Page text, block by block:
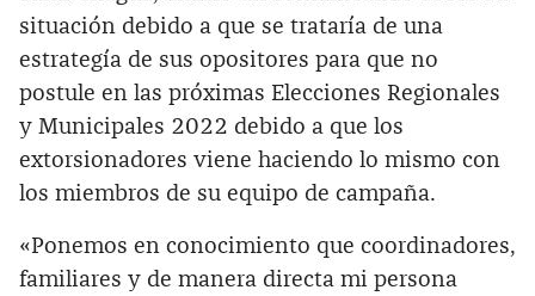
situación debido a que se trataría de una
estrategía de sus opositores para que no
postule en las próximas Elecciones Regionales
y Municipales 2022 debido a que los
extorsionadores viene haciendo lo mismo con
los miembros de su equipo de campaña.
«Ponemos en conocimiento que coordinadores,
familiares y de manera directa mi persona